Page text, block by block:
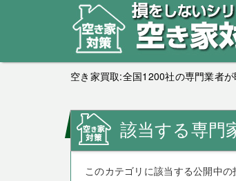
空き家買取:全国1200社の専門業者
該当する専門
このカテゴリに該当する公開中の